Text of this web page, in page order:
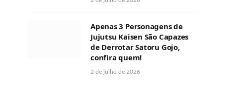
Apenas 3 Personagens de
Jujutsu Kaisen São Capazes
de Derrotar Satoru Gojo,
confira quem!
2 de julho de 2026